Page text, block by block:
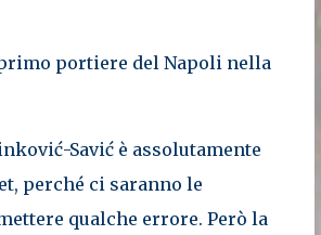
portiere del Napoli nella
Savić è assolutamente
perché ci saranno le
qualche errore. Però la